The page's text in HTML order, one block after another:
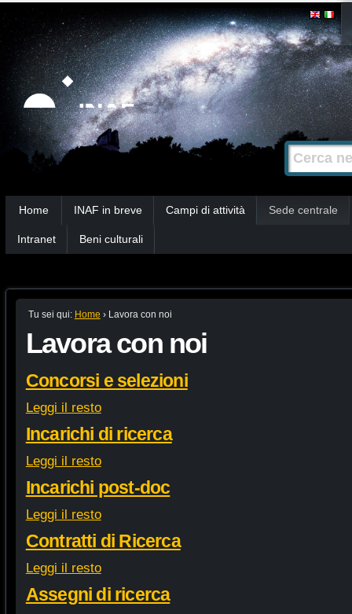
Strumenti
personali
Salta
contenuti.
|
Salta
alla
navigazione
Cerca nel
Ricerca
avanzata…
Home INAF in breve Campi di attività Sede centrale
Intranet Beni culturali
Tu sei qui: Home › Lavora con noi
Lavora con noi
Concorsi e selezioni
Leggi il resto
Incarichi di ricerca
Leggi il resto
Incarichi post-doc
Leggi il resto
Contratti di Ricerca
Leggi il resto
Assegni di ricerca